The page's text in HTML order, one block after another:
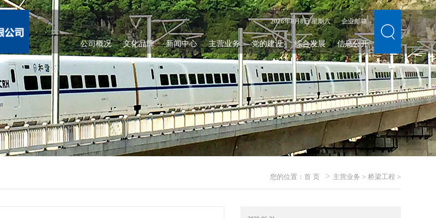
2026年8月8日 星期六 企业邮箱
公司概况 文化品牌 新闻中心 主营业务 党的建设 综合发展 信息公开
您的位置： 首 页 > 主营业务 > 桥梁工程 >